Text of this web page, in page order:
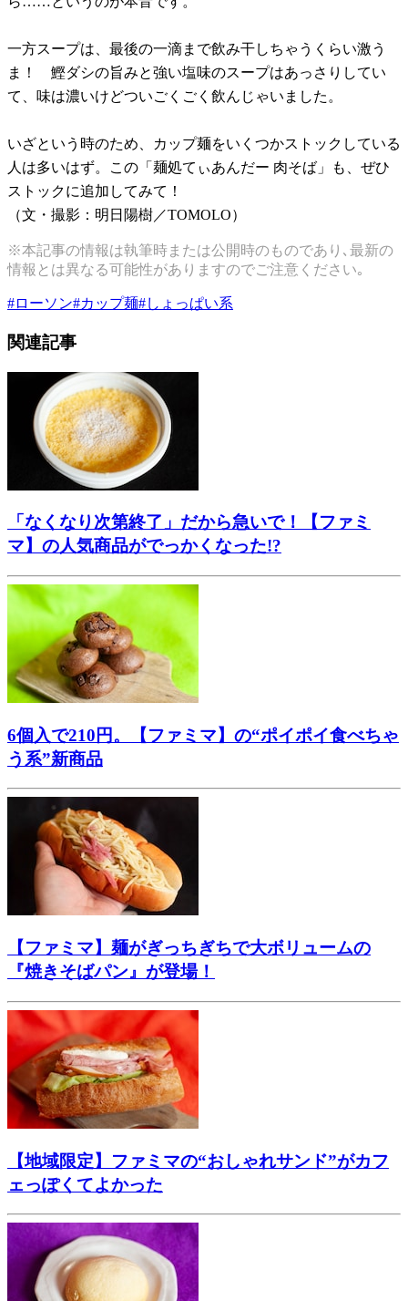
一方スープは、最後の一滴まで飲み干しちゃうくらい激う
ま！ 鰹ダシの旨みと強い塩味のスープはあっさりしてい
て、味は濃いけどついごくごく飲んじゃいました。
いざという時のため、カップ麺をいくつかストックしている
人は多いはず。この「麺処てぃあんだー 肉そば」も、ぜひ
ストックに追加してみて！
（文・撮影：明日陽樹／TOMOLO）
※本記事の情報は執筆時または公開時のものであり､最新の
情報とは異なる可能性がありますのでご注意ください｡
#ローソン#カップ麺#しょっぱい系
関連記事
「なくなり次第終了」だから急いで！【ファミ
マ】の人気商品がでっかくなった!?
6個入で210円。【ファミマ】の“ポイポイ食べちゃ
う系”新商品
【ファミマ】麺がぎっちぎちで大ボリュームの
『焼きそばパン』が登場！
【地域限定】ファミマの“おしゃれサンド”がカフ
ェっぽくてよかった